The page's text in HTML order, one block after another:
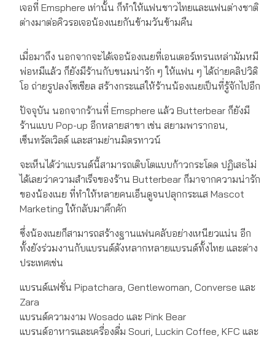
เจอที่ Emsphere เท่านั้น ก็ทำให้แฟนชาวไทยและแฟนต่างชาติ
ต่างมาต่อคิวรอเจอน้องเนยกันข้ามวันข้ามคืน
เมื่อมาถึง นอกจากจะได้เจอน้องเนยที่เอนเตอร์เทรนเหล่ามัมหมี
พ่อหมีแล้ว ก็ยังมีร้านกับขนมน่ารัก ๆ ให้แฟน ๆ ได้ถ่ายคลิปวิดิ
โอ ถ่ายรูปลงโซเชียล สร้างกระแสให้ร้านน้องเนยเป็นที่รู้จักไปอีก
ปัจจุบัน นอกจากร้านที่ Emsphere แล้ว Butterbear ก็ยังมี
ร้านแบบ Pop-up อีกหลายสาขา เช่น สยามพารากอน,
เซ็นทรัลเวิลด์ และสามย่านมิตรทาวน์
จะเห็นได้ว่าแบรนด์นี้สามารถเติบโตแบบก้าวกระโดด ปฏิเสธไม่
ได้เลยว่าความสำเร็จของร้าน Butterbear ก็มาจากความน่ารัก
ของน้องเนย ที่ทำให้หลายคนเอ็นดูจนปลุกกระแส Mascot
Marketing ให้กลับมาคึกคัก
ซึ่งน้องเนยก็สามารถสร้างฐานแฟนคลับอย่างเหนียวแน่น อีก
ทั้งยังร่วมงานกับแบรนด์ดังหลากหลายแบรนด์ทั้งไทย และต่าง
ประเทศเช่น
แบรนด์แฟชั่น Pipatchara, Gentlewoman, Converse และ
Zara
แบรนด์ความงาม Wosado และ Pink Bear
แบรนด์อาหารและเครื่องดื่ม Souri, Luckin Coffee, KFC และ